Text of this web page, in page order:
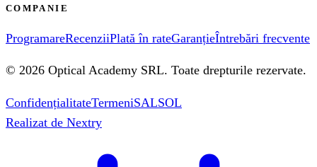
COMPANIE
ProgramareRecenziiPlată în rateGaranțieÎntrebări frecvente
© 2026 Optical Academy SRL. Toate drepturile rezervate.
ConfidențialitateTermeniSALSOL
Realizat de Nextry